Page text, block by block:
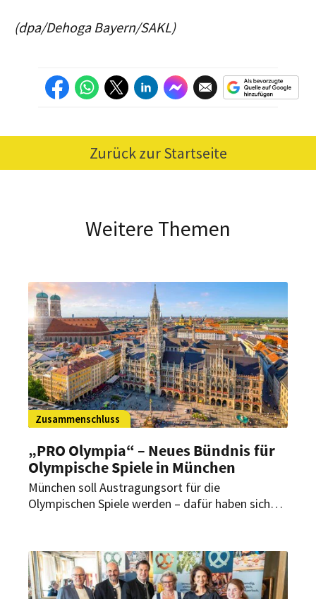
(dpa/Dehoga Bayern/SAKL)
Zurück zur Startseite
Weitere Themen
Zusammenschluss
„PRO Olympia“ – Neues Bündnis für
Olympische Spiele in München
München soll Austragungsort für die
Olympischen Spiele werden – dafür haben sich
zusammengeschlossen. Sie sehen darin Chancen
für Tourismus, Infrastruktur, Nachhaltigkeit und
gesellschaftlichen Zusammenhalt.